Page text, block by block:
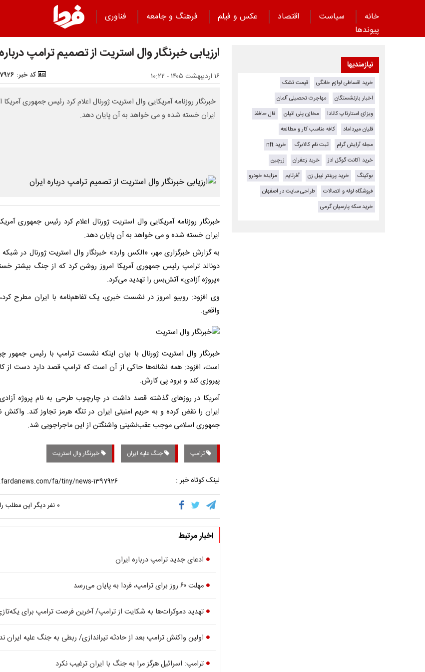
خانه سیاست اقتصاد عکس و فیلم فرهنگ و جامعه
فناوری
پیوند‌ها
ارزیابی خبرنگار وال استریت از تصمیم ترامپ
۱۶ اردیبهشت ۱۴۰۵ - ۱۰:۲۲ کد خبر: 1397926
خبرنگار روزنامه آمریکایی وال استریت ژورنال اعلام کرد رئیس جمهوری
ایران خسته شده و می خواهد به آن پایان دهد.
خبرنگار روزنامه آمریکایی وال استریت ژورنال اعلام کرد رئیس جمهوری
ایران خسته شده و می خواهد به آن پایان دهد.
به گزارش خبرگزاری مهر، «الکس وارد» خبرنگار وال استریت ژورنال در
دونالد ترامپ رئیس جمهوری آمریکا امروز روشن کرد که از جنگ بیشتر
«پروژه آزادی» آتش‌بس را تهدید می‌کرد.
وی افزود: روبیو امروز در نشست خبری، یک تفاهم‌نامه با ایران مطرح
واقعی.
خبرنگار وال استریت ژورنال با بیان اینکه نشست ترامپ با رئیس جمهور
است، افزود: همه نشانه‌ها حاکی از آن است که ترامپ قصد دارد دست از
پیروزی کند و برود پی کارش.
آمریکا در روزهای گذشته قصد داشت در چارچوب طرحی به نام پروژه
ایران را نقض کرده و به حریم امنیتی ایران در تنگه هرمز تجاوز کند.
جمهوری اسلامی موجب عقب‌نشینی واشنگتن از این ماجراجویی شد.
ترامپ جنگ علیه ایران خبرنگار وال استریت
لینک کوتاه خبر :
۰ نفر دیگر این مطلب
اخبار مرتبط
ادعای جدید ترامپ درباره ایران
مهلت ۶۰ روز برای ترامپ، فردا به پایان می‌رسد
تهدید دموکرات‌ها به شکایت از ترامپ/ آخرین فرصت ترامپ برای
اولین واکنش ترامپ بعد از حادثه تیراندازی/ ربطی به جنگ علیه ایران
ترامپ: اسرائیل هرگز مرا به جنگ با ایران ترغیب نکرد
نیازمندیها
خرید اقساطی لوازم خانگی
قیمت تشک
اخبار بازنشستگان
مهاجرت تحصیلی آلمان
ویزای استارتاپ کانادا
مخازن پلی اتیلن
فال حافظ
قلیان میرداماد
کافه مناسب کار و مطالعه
مجله آرایش گرام
ثبت نام کالابرگ
خرید nft
خرید اکانت گوگل ادز
خرید زعفران
زرچین
بوکینگ
خرید پرینتر لیبل زن آفرتایم
مزایده خودرو
فروشگاه لوله و اتصالات
طراحی سایت در اصفهان
خرید سکه پارسیان گرمی